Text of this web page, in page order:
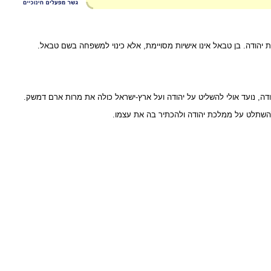
בן טבאל אינו אישיות מסויימת, אלא כינוי למשפחה בשם טבאל.
נועד אולי להשליט על יהודה ועל ארץ-ישראל כולה את מרות ארם דמשק.
על ממלכת יהודה ולהכתיר בה את עצמו.